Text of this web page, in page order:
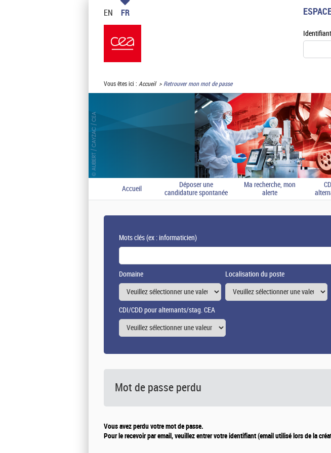
EN FR
Vous êtes ici : Accueil Retrouver mon mot de passe
Accueil
Déposer une
candidature spontanée
Ma recherche, mon
alerte
Mots clés(ex : informaticien)
Domaine Localisation du poste
CDI/CDD pour alternants/stag. CEA
Mot de passe perdu
Vous avez perdu votre mot de passe.
Pour le recevoir par email, veuillez entrer votre identifiant (email utilisé lors de la